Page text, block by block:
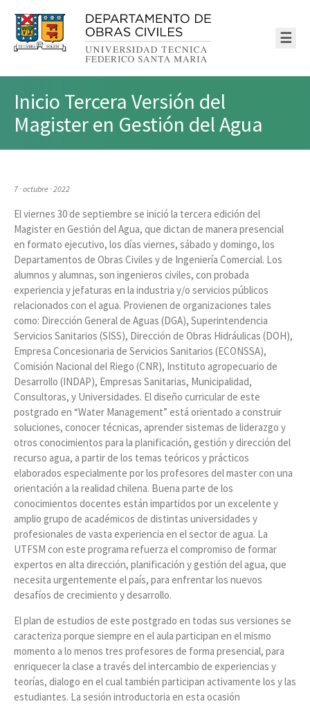
☰
Inicio Tercera Versión del
Magister en Gestión del Agua
7 · octubre · 2022
El viernes 30 de septiembre se inició la tercera edición del
Magister en Gestión del Agua, que dictan de manera presencial
en formato ejecutivo, los días viernes, sábado y domingo, los
Departamentos de Obras Civiles y de Ingeniería Comercial. Los
alumnos y alumnas, son ingenieros civiles, con probada
experiencia y jefaturas en la industria y/o servicios públicos
relacionados con el agua. Provienen de organizaciones tales
como: Dirección General de Aguas (DGA), Superintendencia
Servicios Sanitarios (SISS), Dirección de Obras Hidráulicas (DOH),
Empresa Concesionaria de Servicios Sanitarios (ECONSSA),
Comisión Nacional del Riego (CNR), Instituto agropecuario de
Desarrollo (INDAP), Empresas Sanitarias, Municipalidad,
Consultoras, y Universidades. El diseño curricular de este
postgrado en “Water Management” está orientado a construir
soluciones, conocer técnicas, aprender sistemas de liderazgo y
otros conocimientos para la planificación, gestión y dirección del
recurso agua, a partir de los temas teóricos y prácticos
elaborados especialmente por los profesores del master con una
orientación a la realidad chilena. Buena parte de los
conocimientos docentes están impartidos por un excelente y
amplio grupo de académicos de distintas universidades y
profesionales de vasta experiencia en el sector de agua. La
UTFSM con este programa refuerza el compromiso de formar
expertos en alta dirección, planificación y gestión del agua, que
necesita urgentemente el país, para enfrentar los nuevos
desafíos de crecimiento y desarrollo.
El plan de estudios de este postgrado en todas sus versiones se
caracteriza porque siempre en el aula participan en el mismo
momento a lo menos tres profesores de forma presencial, para
enriquecer la clase a través del intercambio de experiencias y
teorías, dialogo en el cual también participan activamente los y las
estudiantes. La sesión introductoria en esta ocasión